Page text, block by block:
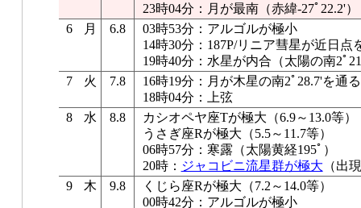
23時04分：月が最南（赤緯-27ﾟ22.2'）
6
月 6.8
03時53分：アルゴルが極小
14時30分：187P/リニア彗星が近日点
19時40分：水星が内合（太陽の南2ﾟ
7
火 7.8
16時19分：月が木星の南2ﾟ28.7'を通る
18時04分：上弦
8
水 8.8
カシオペヤ座Tが極大（6.9～13.0等）
うさぎ座Rが極大（5.5～11.7等）
06時57分：寒露（太陽黄経195ﾟ）
20時： ジャコビニ流星群が極大 （出
9
木 9.8
くじら座Rが極大（7.2～14.0等）
00時42分：アルゴルが極小